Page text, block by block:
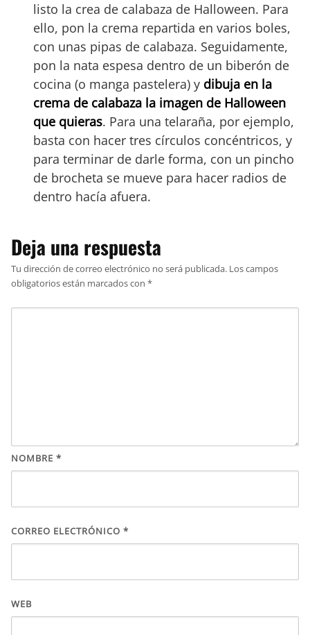
listo la crea de calabaza de Halloween. Para
ello, pon la crema repartida en varios boles,
con unas pipas de calabaza. Seguidamente,
pon la nata espesa dentro de un biberón de
cocina (o manga pastelera) y dibuja en la
crema de calabaza la imagen de Halloween
que quieras. Para una telaraña, por ejemplo,
basta con hacer tres círculos concéntricos, y
para terminar de darle forma, con un pincho
de brocheta se mueve para hacer radios de
dentro hacía afuera.
Deja una respuesta
Tu dirección de correo electrónico no será publicada. Los campos
obligatorios están marcados con *
NOMBRE *
CORREO ELECTRÓNICO *
WEB